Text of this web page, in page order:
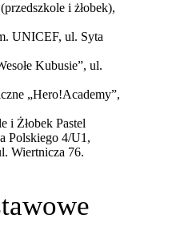
i żłobek),
UNICEF, ul. Syta
Kubusie”, ul.
„Hero!Academy”,
i Żłobek Pastel
Polskiego 4/U1,
Wiertnicza 76.